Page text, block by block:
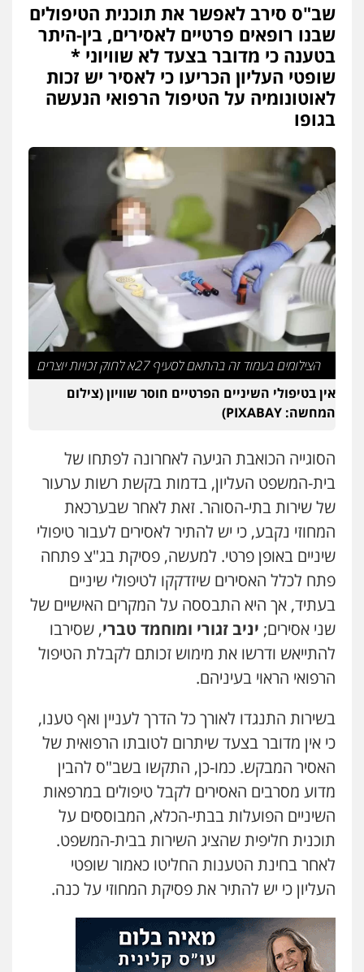
עו"ד זוהר ארבל
פשיעה חמורה מעצרים וחקירות
קטינים
0538788878
עו"ד אסף דוק
0526885006
עו"ד שלי גורביץ – לוי
משפט פלילי פשיעה חמורה מעצרים
תעבורה
0544218336
משרד עורכי דין חן ברוך
פלילי דיני תעבורה מעצרים וחקירות
0505078733
עו"ד קארין לגטיוי
פלילי פשיעה חמורה מעצרים וחקירות
0507446995
אבי אמר משרד עורכי דין
פלילי משפחה אזרחי מסחרי
0502130230
עו"ד אילן אלימלך
פלילי פשיעה חמורה תעבורה אסירים
0522992110
עו"ד יוסי חמצני
כלכלי צווארון לבן
מס הלבנת הון
פלילי פשיעה חמורה מעצרים וחקירות
0509230800
משרד עורכי דין פארס פלאח
פלילי צבאי צווארון לבן והונאה ביטוח לאומי
0549911449
עו"ד יניב זוסמן
פלילי כלכלי פשיעה חמורה
וחקירות
שב"ס סירב לאפשר את תוכנית הטיפולים
שבנו רופאים פרטיים לאסירים, בין-היתר
בטענה כי מדובר בצעד לא שוויוני *
שופטי העליון הכריעו כי לאסיר יש זכות
לאוטונומיה על הטיפול הרפואי הנעשה
בגופו
הצילומים בעמוד זה בהתאם לסעיף 27א לחוק זכויות יוצרים
אין בטיפולי השיניים הפרטיים חוסר שוויון (צילום
המחשה: PIXABAY)
הסוגייה הכואבת הגיעה לאחרונה לפתחו של
בית-המשפט העליון, בדמות בקשת רשות ערעור
של שירות בתי-הסוהר. זאת לאחר שבערכאת
המחוזי נקבע, כי יש להתיר לאסירים לעבור טיפולי
שיניים באופן פרטי. למעשה, פסיקת בג"צ פתחה
פתח לכלל האסירים שיזדקקו לטיפולי שיניים
בעתיד, אך היא התבססה על המקרים האישיים של
שני אסירים; יניב זגורי ומוחמד טברי, שסירבו
להתייאש ודרשו את מימוש זכותם לקבלת הטיפול
הרפואי הראוי בעיניהם.
בשירות התנגדו לאורך כל הדרך לעניין ואף טענו,
כי אין מדובר בצעד שיתרום לטובתו הרפואית של
האסיר המבקש. כמו-כן, התקשו בשב"ס להבין
מדוע מסרבים האסירים לקבל טיפולים במרפאות
השיניים הפועלות בבתי-הכלא, המבוססים על
תוכנית חליפית שהציג השירות בבית-המשפט.
לאחר בחינת הטענות החליטו כאמור שופטי
העליון כי יש להתיר את פסיקת המחוזי על כנה.